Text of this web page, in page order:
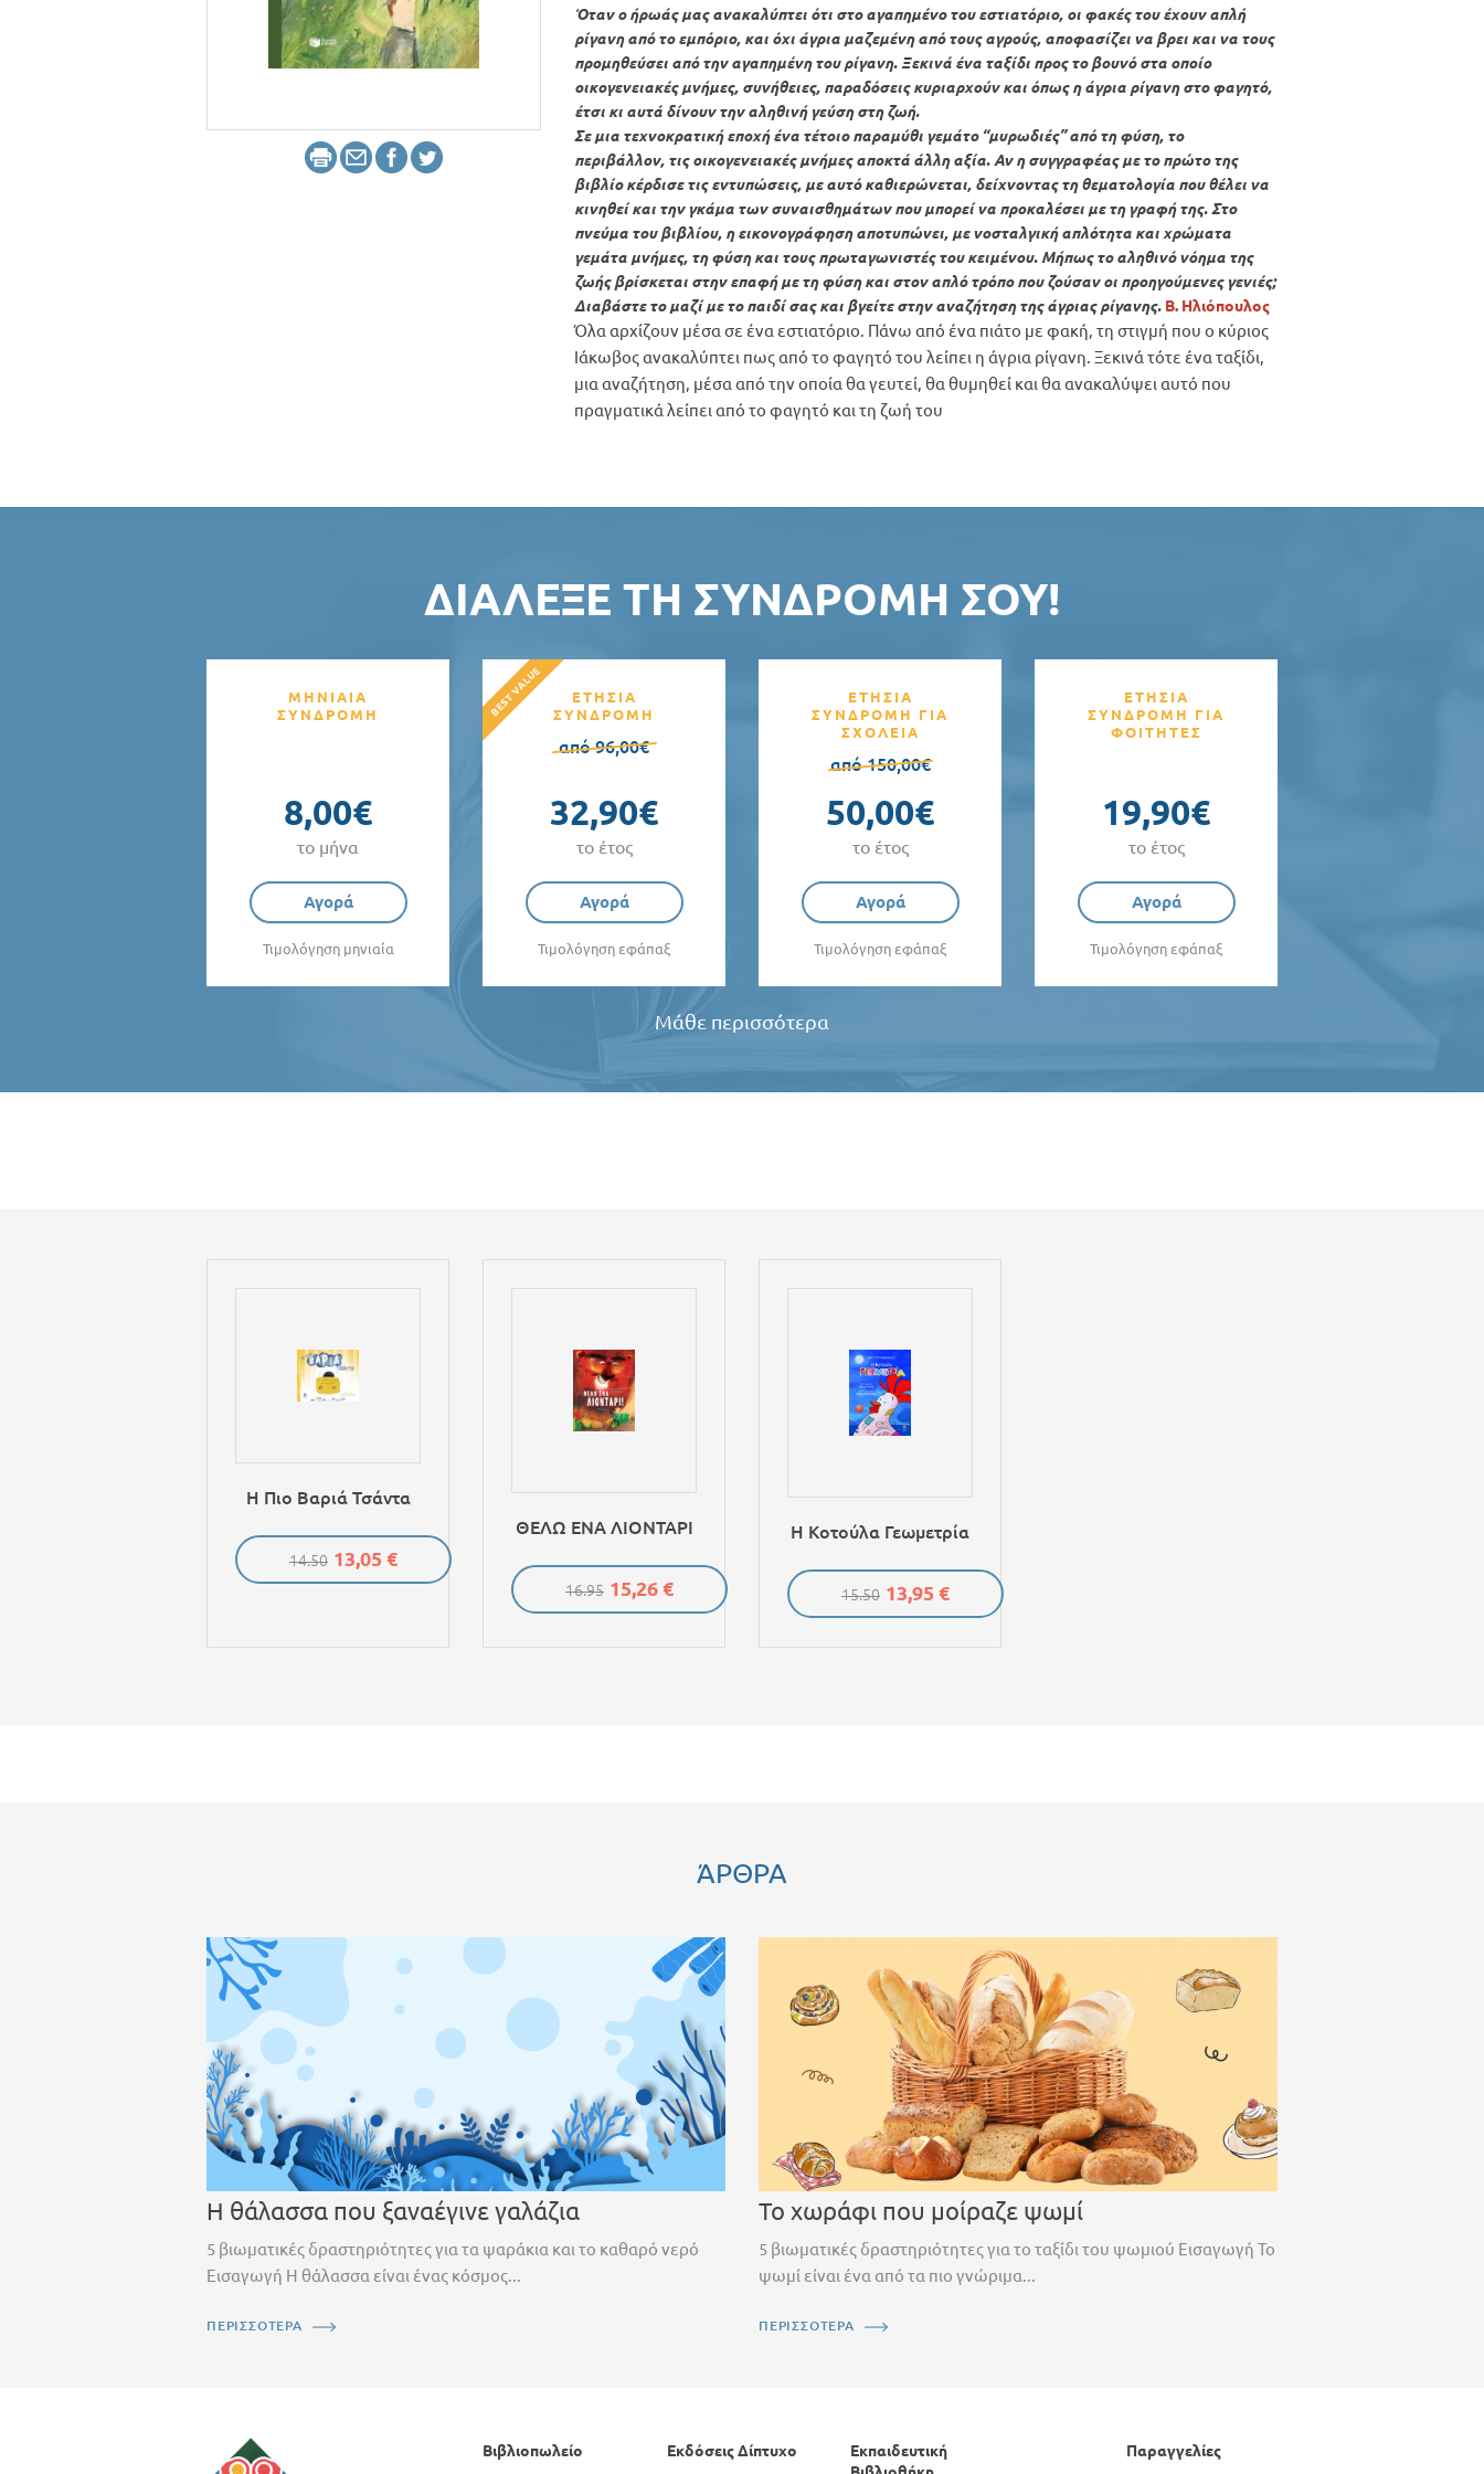
Όταν ο ήρωάς μας ανακαλύπτει ότι στο αγαπημένο του εστιατόριο, οι φακές του έχουν απλή
ρίγανη από το εμπόριο, και όχι άγρια μαζεμένη από τους αγρούς, αποφασίζει να βρει και να τους
προμηθεύσει από την αγαπημένη του ρίγανη. Ξεκινά ένα ταξίδι προς το βουνό στα οποίο
οικογενειακές μνήμες, συνήθειες, παραδόσεις κυριαρχούν και όπως η άγρια ρίγανη στο φαγητό,
έτσι κι αυτά δίνουν την αληθινή γεύση στη ζωή.
Σε μια τεχνοκρατική εποχή ένα τέτοιο παραμύθι γεμάτο “μυρωδιές” από τη φύση, το
περιβάλλον, τις οικογενειακές μνήμες αποκτά άλλη αξία. Αν η συγγραφέας με το πρώτο της
βιβλίο κέρδισε τις εντυπώσεις, με αυτό καθιερώνεται, δείχνοντας τη θεματολογία που θέλει να
κινηθεί και την γκάμα των συναισθημάτων που μπορεί να προκαλέσει με τη γραφή της. Στο
πνεύμα του βιβλίου, η εικονογράφηση αποτυπώνει, με νοσταλγική απλότητα και χρώματα
γεμάτα μνήμες, τη φύση και τους πρωταγωνιστές του κειμένου. Μήπως το αληθινό νόημα της
ζωής βρίσκεται στην επαφή με τη φύση και στον απλό τρόπο που ζούσαν οι προηγούμενες γενιές;
Διαβάστε το μαζί με το παιδί σας και βγείτε στην αναζήτηση της άγριας ρίγανης. Β. Ηλιόπουλος
Όλα αρχίζουν μέσα σε ένα εστιατόριο. Πάνω από ένα πιάτο με φακή, τη στιγμή που ο κύριος
Ιάκωβος ανακαλύπτει πως από το φαγητό του λείπει η άγρια ρίγανη. Ξεκινά τότε ένα ταξίδι,
μια αναζήτηση, μέσα από την οποία θα γευτεί, θα θυμηθεί και θα ανακαλύψει αυτό που
πραγματικά λείπει από το φαγητό και τη ζωή του
ΔΙΆΛΕΞΕ ΤΗ ΣΥΝΔΡΟΜΉ ΣΟΥ!
ΜΗΝΙΑΙΑ
ΣΥΝΔΡΟΜΗ
8,00€
το μήνα
Αγορά
Τιμολόγηση μηνιαία
ΕΤΗΣΙΑ
ΣΥΝΔΡΟΜΗ
από 96,00€
32,90€
το έτος
Αγορά
Τιμολόγηση εφάπαξ
ΕΤΗΣΙΑ
ΣΥΝΔΡΟΜΗ ΓΙΑ
ΣΧΟΛΕΙΑ
από 150,00€
50,00€
το έτος
Αγορά
Τιμολόγηση εφάπαξ
ΕΤΗΣΙΑ
ΣΥΝΔΡΟΜΗ ΓΙΑ
ΦΟΙΤΗΤΕΣ
19,90€
το έτος
Αγορά
Τιμολόγηση εφάπαξ
Μάθε περισσότερα
Η Πιο Βαριά Τσάντα
14.50 13,05 €
ΘΕΛΩ ΕΝΑ ΛΙΟΝΤΑΡΙ
16.95 15,26 €
Η Κοτούλα Γεωμετρία
15.50 13,95 €
ΆΡΘΡΑ
Η θάλασσα που ξαναέγινε γαλάζια
5 βιωματικές δραστηριότητες για τα ψαράκια και το καθαρό νερό
Εισαγωγή Η θάλασσα είναι ένας κόσμος...
ΠΕΡΙΣΣΟΤΕΡΑ
Το χωράφι που μοίραζε ψωμί
5 βιωματικές δραστηριότητες για το ταξίδι του ψωμιού Εισαγωγή Το
ψωμί είναι ένα από τα πιο γνώριμα...
ΠΕΡΙΣΣΟΤΕΡΑ
Βιβλιοπωλείο Εκδόσεις Δίπτυχο
Εκπαιδευτική
Παραγγελίες